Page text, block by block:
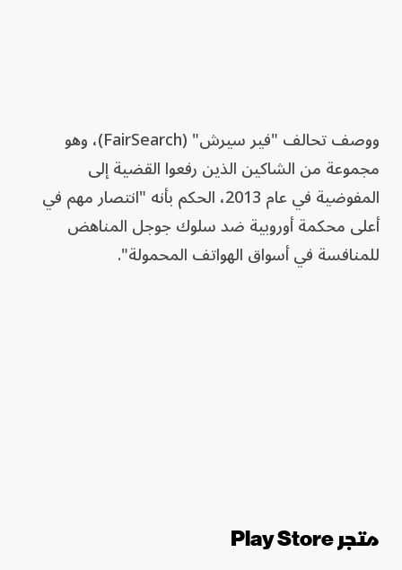
ووصف تحالف "فير سيرش" (FairSearch)، وهو
مجموعة من الشاكين الذين رفعوا القضية إلى
المفوضية في عام 2013، الحكم بأنه "انتصار مهم في
أعلى محكمة أوروبية ضد سلوك جوجل المناهض
للمنافسة في أسواق الهواتف المحمولة".
متجر Play Store